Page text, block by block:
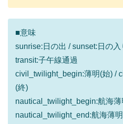
■意味
sunrise:日の出 / sunset:日の入
transit:子午線通過
civil_twilight_begin:薄明(始) /
(終)
nautical_twilight_begin:航海薄
nautical_twilight_end:航海薄